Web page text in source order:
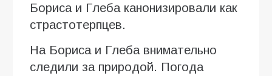
Бориса и Глеба канонизировали как
страстотерпцев.
На Бориса и Глеба внимательно
следили за природой. Погода